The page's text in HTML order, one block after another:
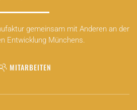
gemeinsam mit Anderen an der
Entwicklung Münchens.
MITARBEITEN